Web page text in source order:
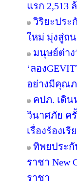
แรก 2,513
วิริยะประ
ใหม่ มุ่งสู่ถ
มนุษย์ต่าง
‘ลอง
อย่างมีคุณภ
คปภ. เดิ
วินาศภัย ค
เรื่องร้องเ
ทิพยประกั
ราชา New
ราชา